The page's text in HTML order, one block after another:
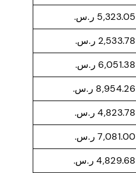
5,323.05 ر.س.
2,533.78 ر.س.
6,051.38 ر.س.
8,954.26 ر.س.
4,823.78 ر.س.
7,081.00 ر.س.
4,829.68 ر.س.